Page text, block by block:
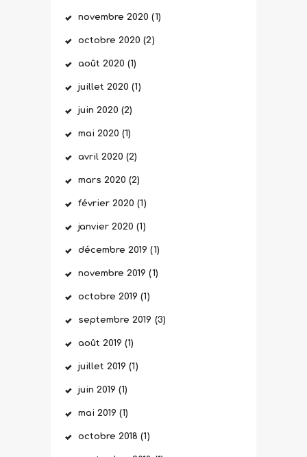
novembre2020 (1)
octobre2020 (2)
août 2020 (1)
juillet2020 (1)
juin 2020 (2)
mai 2020 (1)
avril 2020 (2)
mars 2020 (2)
février2020 (1)
janvier2020 (1)
décembre2019 (1)
novembre2019 (1)
octobre2019 (1)
septembre2019 (3)
août 2019 (1)
juillet2019 (1)
juin 2019 (1)
mai 2019 (1)
octobre2018 (1)